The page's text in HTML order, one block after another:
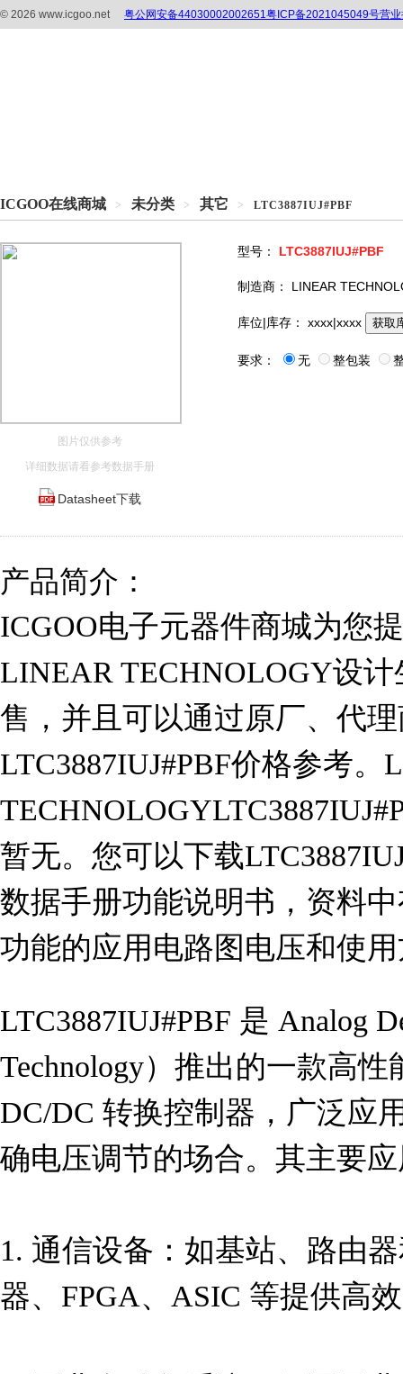
ICGOO在线商城 > 未分类 > 其它 > LTC3887IUJ#PBF
图片仅供参考
详细数据请看参考数据手册
Datasheet下载
型号： LTC3887IUJ#PBF
制造商： LINEAR
库位|库存： xxxx|xxxx 获取
要求： 无 整包装
产品简介：
ICGOO电子元器件商城为您
LINEAR TECHNOLOGY设
售，并且可以通过原厂、代
LTC3887IUJ#PBF价格参考。
暂无。您可以下载
数据手册功能说明书，资料中
功能的应用电路图电压和使
LTC3887IUJ#PBF 是 Analog
Technology）推出的一款高
DC/DC 转换控制器，广泛应
确电压调节的场合。其主要
1. 通信设备：如基站、路由
器、FPGA、ASIC 等提供高